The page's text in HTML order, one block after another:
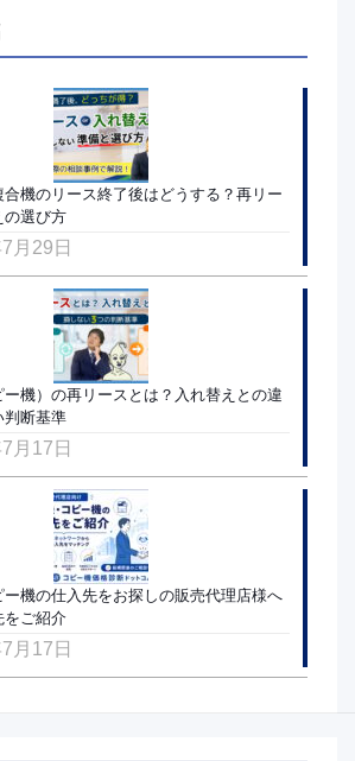
合機のリース終了後はどうする？再リー
の選び方
月29日
機）の再リースとは？入れ替えとの違
判断基準
月17日
機の仕入先をお探しの販売代理店様へ
をご紹介
月17日